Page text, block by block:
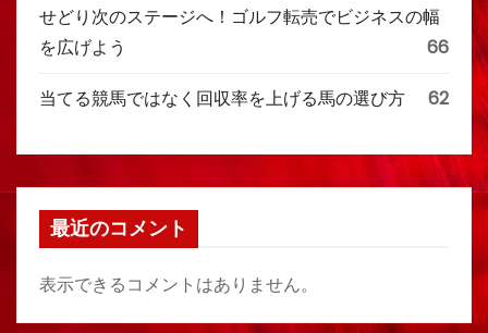
せどり次のステージへ！ゴルフ転売でビジネスの幅
を広げよう
66
当てる競馬ではなく回収率を上げる馬の選び方 62
最近のコメント
表示できるコメントはありません。